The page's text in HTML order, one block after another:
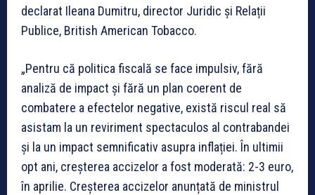
declarat Ileana Dumitru, director Juridic și Relații
Publice, British American Tobacco.
„Pentru că politica fiscală se face impulsiv, fără
analiză de impact și fără un plan coerent de
combatere a efectelor negative, există riscul real să
asistam la un reviriment spectaculos al contrabandei
și la un impact semnificativ asupra inflației. În ultimii
opt ani, creșterea accizelor a fost moderată: 2-3 euro,
în aprilie. Creșterea accizelor anunțată de ministrul